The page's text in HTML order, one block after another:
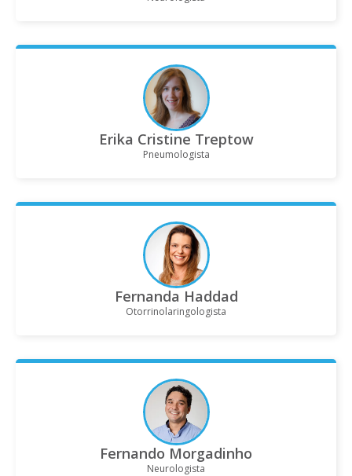
Erika Cristine Treptow
Pneumologista
Fernanda Haddad
Otorrinolaringologista
Fernando Morgadinho
Neurologista